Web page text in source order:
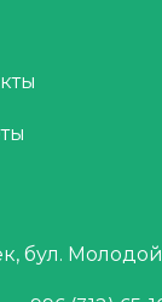
бул.